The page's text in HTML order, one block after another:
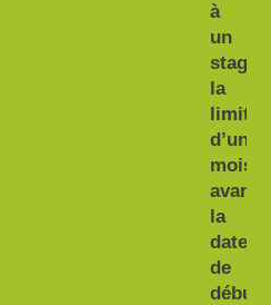
à
un
stage
la
limite
d’un
mois
avant
la
date
de
début